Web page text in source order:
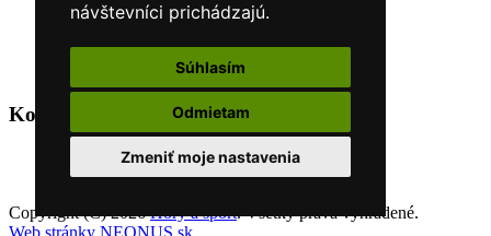
návštevníci prichádzajú.
Súhlasím
Odmietam
Zmeniť moje nastavenia
Úvod
Nákup na splátky cez Quatro
Odstúpiť od zmluvy TU
Kontakt
+421 915 44 15 99
eshop@horyasport.sk
Copyright (C) 2026Hory a šport. Všetky práva vyhradené.